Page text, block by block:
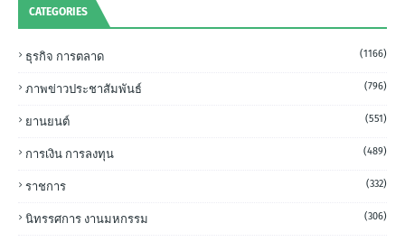
CATEGORIES
ธุรกิจ การตลาด (1166)
ภาพข่าวประชาสัมพันธ์ (796)
ยานยนต์ (551)
การเงิน การลงทุน (489)
ราชการ (332)
นิทรรศการ งานมหกรรม (306)